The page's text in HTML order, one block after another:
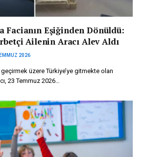
Facianın Eşiğinden Dönüldü:
Ailenin Aracı Alev Aldı
2026
üzere Türkiye’ye gitmekte olan
23 Temmuz 2026…